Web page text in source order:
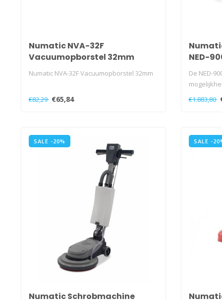
Numatic NVA-32F
Vacuumopborstel 32mm
Numatic NVA-32F Vacuumopborstel 32mm
€82,29 €65,84
NED-
De NED-
€1.883,80
SALE -20%
Numatic Schrobmachine
SALE -